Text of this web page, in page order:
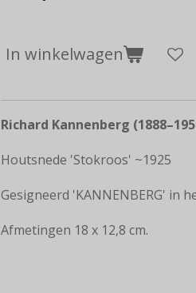
In winkelwagen
Richard Kannenberg
Houtsnede 'Stokroos' ~1925
Gesigneerd 'KANNENBERG' in
Afmetingen 18 x 12,8 cm.